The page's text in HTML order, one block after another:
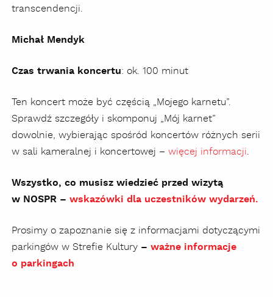
transcendencji.
Michał Mendyk
Czas trwania koncertu: ok. 100 minut
Ten koncert może być częścią „Mojego karnetu”.
Sprawdź szczegóły i skomponuj „Mój karnet”
dowolnie, wybierając spośród koncertów różnych serii
w sali kameralnej i koncertowej – więcej informacji.
Wszystko, co musisz wiedzieć przed wizytą
w NOSPR – wskazówki dla uczestników wydarzeń.
Prosimy o zapoznanie się z informacjami dotyczącymi
parkingów w Strefie Kultury – ważne informacje
o parkingach